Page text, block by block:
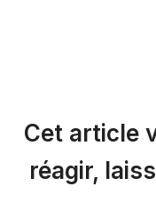
Cet article
réagir,